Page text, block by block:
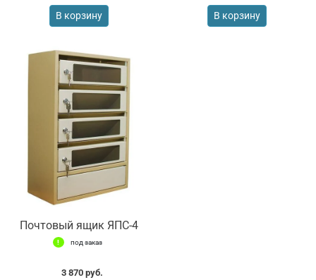
В корзину В корзину
Почтовый ящик ЯПС-4
под заказ
3 870 руб.